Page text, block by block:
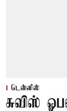
டென்னிஸ்
சுவிஸ்